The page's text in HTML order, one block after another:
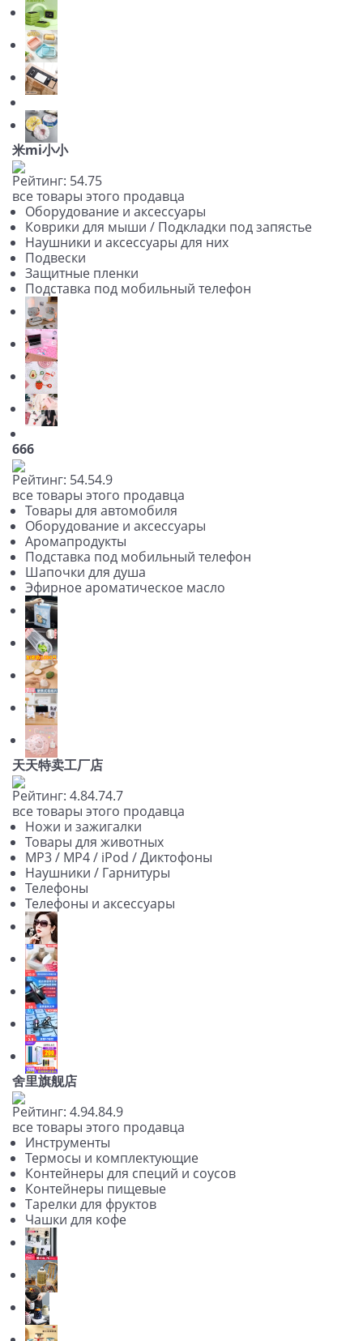
米mi小小
Рейтинг: 54.75
все товары этого продавца
Оборудование и аксессуары
Коврики для мыши / Подкладки под запястье
Наушники и аксессуары для них
Подвески
Защитные пленки
Подставка под мобильный телефон
666
Рейтинг: 54.54.9
все товары этого продавца
Товары для автомобиля
Оборудование и аксессуары
Аромапродукты
Подставка под мобильный телефон
Шапочки для душа
Эфирное ароматическое масло
天天特卖工厂店
Рейтинг: 4.84.74.7
все товары этого продавца
Ножи и зажигалки
Товары для животных
MP3 / MP4 / iPod / Диктофоны
Наушники / Гарнитуры
Телефоны
Телефоны и аксессуары
舍里旗舰店
Рейтинг: 4.94.84.9
все товары этого продавца
Инструменты
Термосы и комплектующие
Контейнеры для специй и соусов
Контейнеры пищевые
Тарелки для фруктов
Чашки для кофе